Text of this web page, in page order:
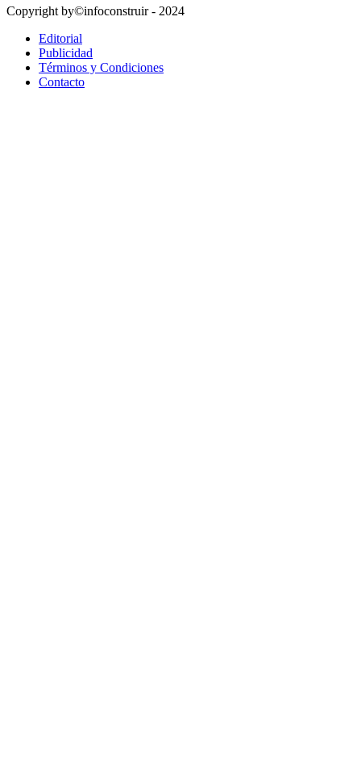
Copyright by©infoconstruir - 2024
Editorial
Publicidad
Términos y Condiciones
Contacto